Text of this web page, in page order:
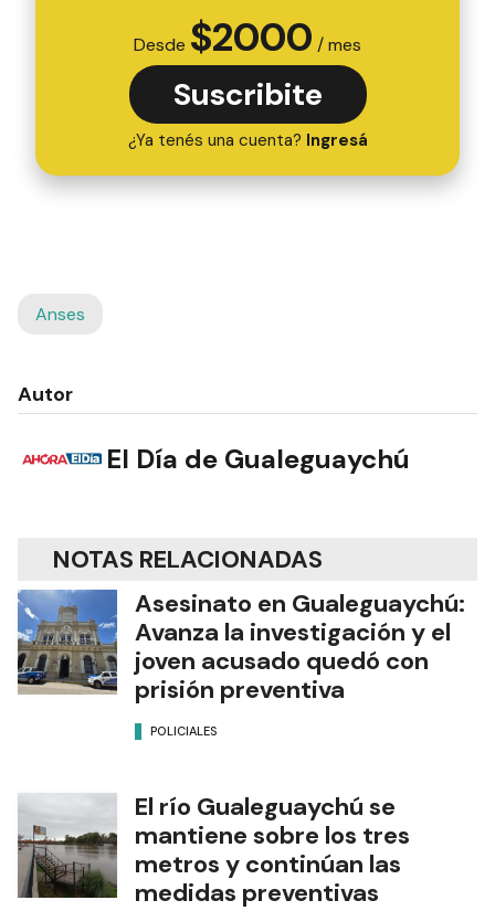
Desde $2000 / mes
Suscribite
¿Ya tenés una cuenta? Ingresá
Anses
Autor
El Día de Gualeguaychú
NOTAS RELACIONADAS
Asesinato en Gualeguaychú:
Avanza la investigación y el
joven acusado quedó con
prisión preventiva
POLICIALES
El río Gualeguaychú se
mantiene sobre los tres
metros y continúan las
medidas preventivas